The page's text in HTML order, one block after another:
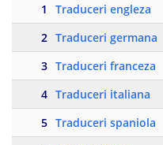
1
Traduceri engleza
2 Traduceri germana
3 Traduceri franceza
4 Traduceri italiana
5 Traduceri spaniola